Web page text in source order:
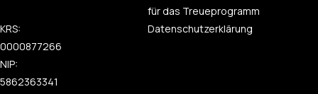
KRS:
0000877266
NIP:
5862363341
für das Treueprogramm
Datenschutzerklärung